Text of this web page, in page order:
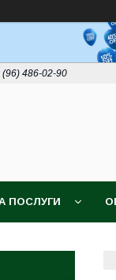
(96) 486-02-90
ПОСЛУГИ